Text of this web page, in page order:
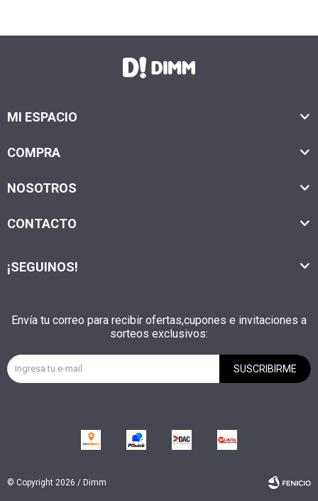
MI ESPACIO
COMPRA
NOSOTROS
CONTACTO
Envía tu correo para recibir ofertas,cupones e invitaciones a
sorteos exclusivos:
SUSCRIBIRME
¡SEGUINOS!
© Copyright 2026 / Dimm